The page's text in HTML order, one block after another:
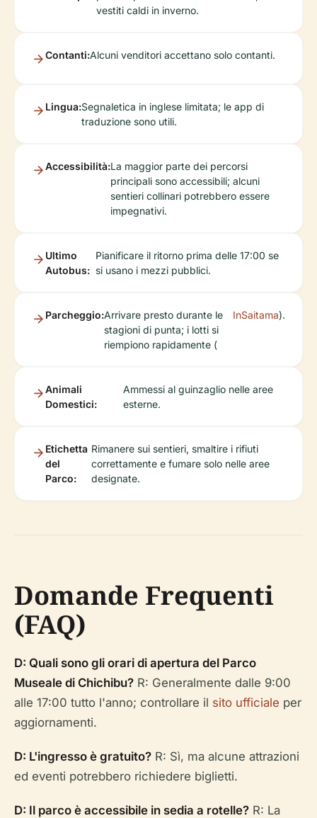
vestiti caldi in inverno.
Contanti:Alcuni venditori accettano solo contanti.
Lingua:Segnaletica in inglese limitata; le app di
traduzione sono utili.
Accessibilità:La maggior parte dei percorsi
principali sono accessibili; alcuni
sentieri collinari potrebbero essere
impegnativi.
Ultimo
Autobus:
Pianificare il ritorno prima delle 17:00 se
si usano i mezzi pubblici.
Parcheggio:Arrivare presto durante le
stagioni di punta; i lotti si
riempiono rapidamente (
InSaitama).
Animali
Domestici:
Ammessi al guinzaglio nelle aree
esterne.
Etichetta
del
Parco:
Rimanere sui sentieri, smaltire i rifiuti
correttamente e fumare solo nelle aree
designate.
Domande Frequenti
(FAQ)
D: Quali sono gli orari di apertura del Parco
Museale di Chichibu? R: Generalmente dalle 9:00
alle 17:00 tutto l'anno; controllare il sito ufficiale per
aggiornamenti.
D: L'ingresso è gratuito? R: Sì, ma alcune attrazioni
ed eventi potrebbero richiedere biglietti.
D: Il parco è accessibile in sedia a rotelle? R: La